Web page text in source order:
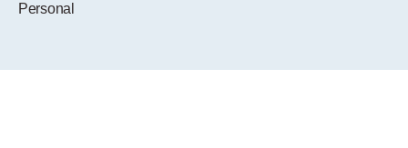
Personal